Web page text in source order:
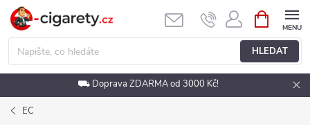
Přejít
obsah
HLEDAT
NÁKUPNÍ
KOŠÍK
⛟ Doprava ZDARMA od 3000 Kč!
EC